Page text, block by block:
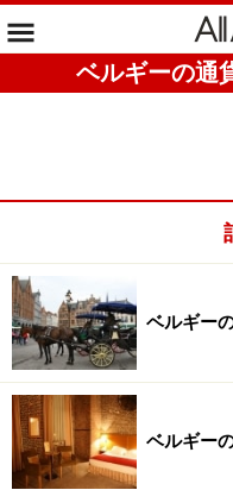
ベルギーの通
ベルギー
ベルギー